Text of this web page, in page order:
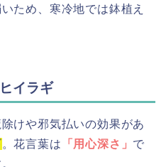
ため、寒冷地では鉢植え
イラギ
けや邪気払いの効果があ
。花言葉は 「用心深さ」 で